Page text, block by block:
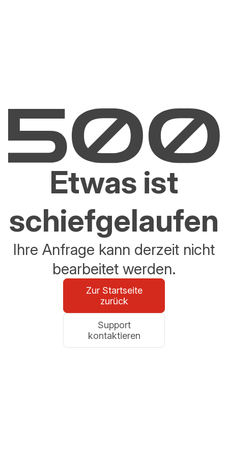
Etwas ist
schiefgelaufen
Ihre Anfrage kann derzeit nicht
bearbeitet werden.
Zur Startseite
zurück
Support
kontaktieren